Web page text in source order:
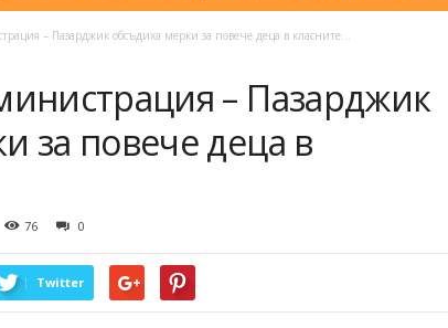
– Пазарджик обсъдиха мерки за повече деца в класните...
– Пазарджик
за повече деца в
76 0
Twitter